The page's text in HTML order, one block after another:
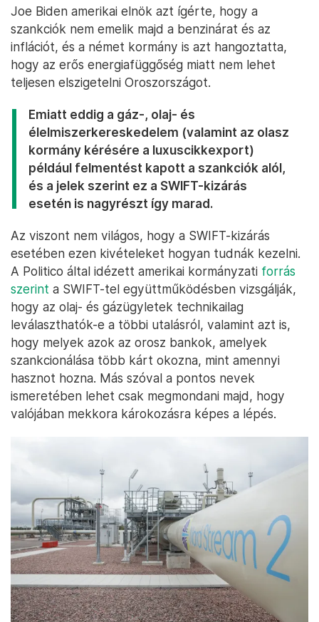
Joe Biden amerikai elnök azt ígérte, hogy a
szankciók nem emelik majd a benzinárat és az
inflációt, és a német kormány is azt hangoztatta,
hogy az erős energiafüggőség miatt nem lehet
teljesen elszigetelni Oroszországot.
Emiatt eddig a gáz-, olaj- és
élelmiszerkereskedelem (valamint az olasz
kormány kérésére a luxuscikkexport)
például felmentést kapott a szankciók alól,
és a jelek szerint ez a SWIFT-kizárás
esetén is nagyrészt így marad.
Az viszont nem világos, hogy a SWIFT-kizárás
esetében ezen kivételeket hogyan tudnák kezelni.
A Politico által idézett amerikai kormányzati forrás
szerint a SWIFT-tel együttműködésben vizsgálják,
hogy az olaj- és gázügyletek technikailag
leválaszthatók-e a többi utalásról, valamint azt is,
hogy melyek azok az orosz bankok, amelyek
szankcionálása több kárt okozna, mint amennyi
hasznot hozna. Más szóval a pontos nevek
ismeretében lehet csak megmondani majd, hogy
valójában mekkora károkozásra képes a lépés.